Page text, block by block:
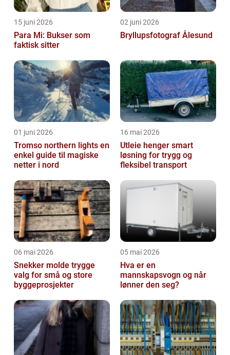
15 juni 2026
Para Mi: Bukser som
faktisk sitter
02 juni 2026
Bryllupsfotograf Ålesund
01 juni 2026
Tromso northern lights en
enkel guide til magiske
netter i nord
16 mai 2026
Utleie henger smart
løsning for trygg og
fleksibel transport
06 mai 2026
Snekker molde trygge
valg for små og store
byggeprosjekter
05 mai 2026
Hva er en
mannskapsvogn og når
lønner den seg?